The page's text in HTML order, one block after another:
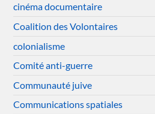
cinéma documentaire
Coalition des Volontaires
colonialisme
Comité anti-guerre
Communauté juive
Communications spatiales